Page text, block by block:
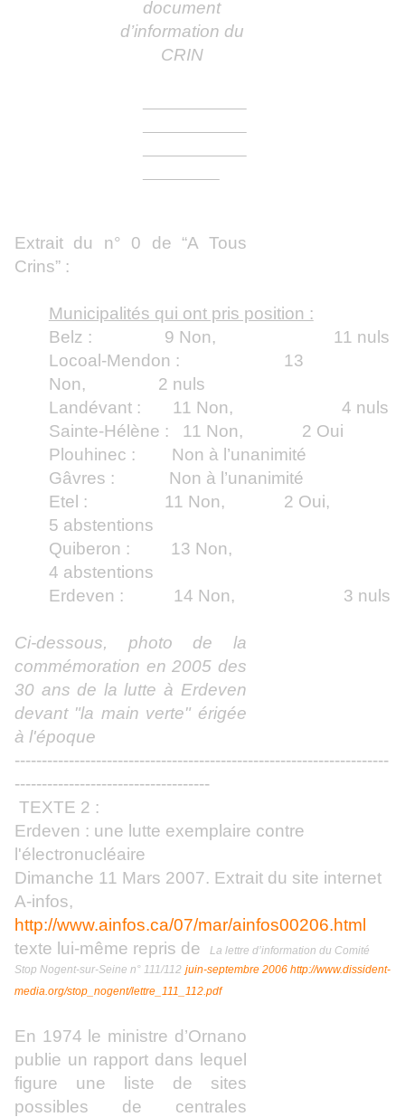
document
d’information du
CRIN
Extrait du n° 0 de “A Tous
Crins” :
Municipalités qui ont pris position :
Belz : 9 Non, 11 nuls
Locoal-Mendon : 13
Non, 2 nuls
Landévant : 11 Non, 4 nuls
Sainte-Hélène : 11 Non, 2 Oui
Plouhinec : Non à l’unanimité
Gâvres : Non à l’unanimité
Etel : 11 Non, 2 Oui,
5 abstentions
Quiberon : 13 Non,
4 abstentions
Erdeven : 14 Non, 3 nuls
Ci-dessous, photo de la
commémoration en 2005 des
30 ans de la lutte à Erdeven
devant "la main verte" érigée
à l'époque
---------------------------------------------------------------------
------------------------------------
TEXTE 2 :
Erdeven : une lutte exemplaire contre
l'électronucléaire
Dimanche 11 Mars 2007. Extrait du site internet
A-infos,
http://www.ainfos.ca/07/mar/ainfos00206.html
texte lui-même repris de
La lettre d’information du Comité
Stop Nogent-sur-Seine n° 111/112 juin-septembre 2006 http://www.dissident-
media.org/stop_nogent/lettre_111_112.pdf
En 1974 le ministre d’Ornano
publie un rapport dans lequel
figure une liste de sites
possibles de centrales